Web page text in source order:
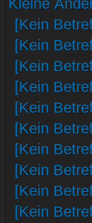
Kleine
[Kein
[Kein
[Kein
[Kein
[Kein
[Kein
[Kein
[Kein
[Kein
[Kein